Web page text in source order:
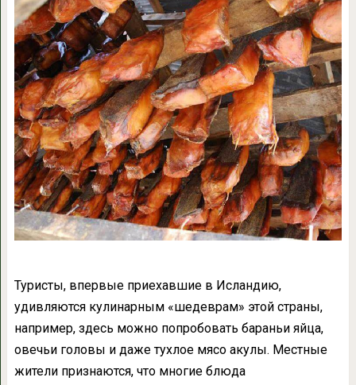
Туристы, впервые приехавшие в Исландию,
удивляются кулинарным «шедеврам» этой страны,
например, здесь можно попробовать бараньи яйца,
овечьи головы и даже тухлое мясо акулы. Местные
жители признаются, что многие блюда